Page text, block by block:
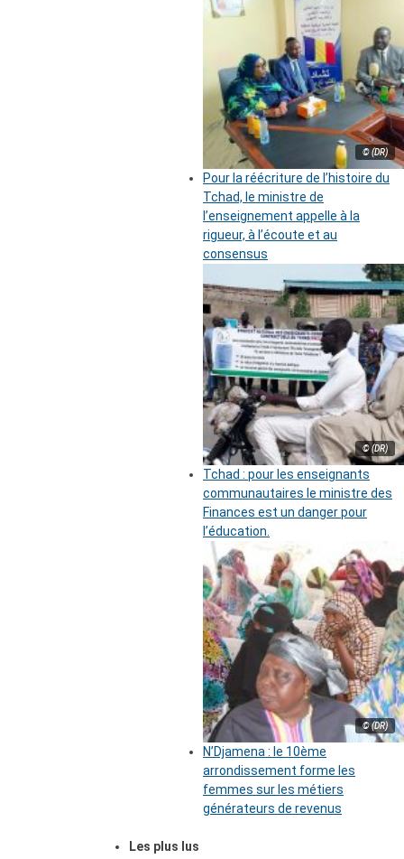
© (DR)
Pour la réécriture de l’histoire du
Tchad, le ministre de
l’enseignement appelle à la
rigueur, à l’écoute et au
consensus
© (DR)
Tchad : pour les enseignants
communautaires le ministre des
Finances est un danger pour
l’éducation.
© (DR)
N’Djamena : le 10ème
arrondissement forme les
femmes sur les métiers
générateurs de revenus
Les plus lus